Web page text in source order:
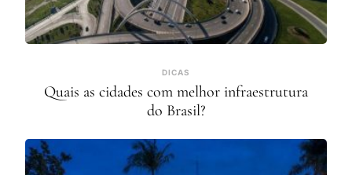
DICAS
Quais as cidades com melhor infraestrutura
do Brasil?